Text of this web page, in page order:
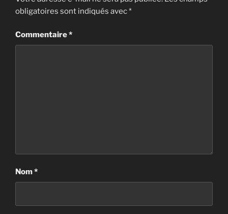
obligatoires sont indiqués avec*
Commentaire*
Nom*